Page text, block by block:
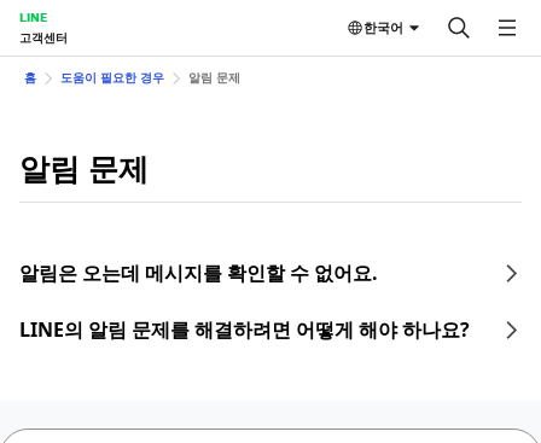
LINE
고객센터
한국어
홈 도움이 필요한 경우 알림 문제
알림 문제
알림은 오는데 메시지를 확인할 수 없어요.
LINE의 알림 문제를 해결하려면 어떻게 해야 하나요?